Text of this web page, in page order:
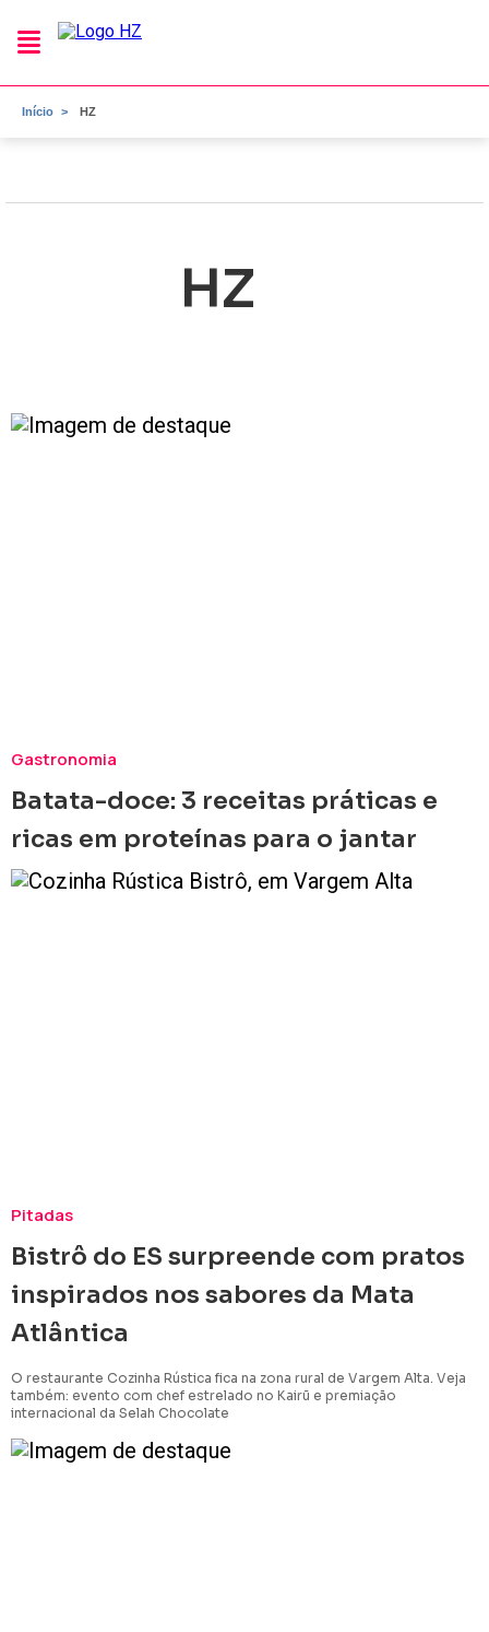
Início HZ
HZ
Gastronomia
Batata-doce: 3 receitas práticas e
ricas em proteínas para o jantar
Pitadas
Bistrô do ES surpreende com pratos
inspirados nos sabores da Mata
Atlântica
O restaurante Cozinha Rústica fica na zona rural de Vargem Alta. Veja
também: evento com chef estrelado no Kairū e premiação
internacional da Selah Chocolate